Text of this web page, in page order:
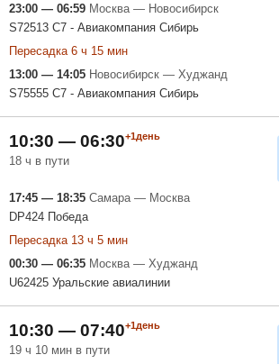
23:00 — 06:59 Москва — Новосибирск
S72513 С7 - Авиакомпания Сибирь
Пересадка 6 ч 15 мин
13:00 — 14:05 Новосибирск — Худжанд
S75555 С7 - Авиакомпания Сибирь
10:30 — 06:30+1день
18 ч в пути
17:45 — 18:35 Самара — Москва
DP424 Победа
Пересадка 13 ч 5 мин
00:30 — 06:35 Москва — Худжанд
U62425 Уральские авиалинии
10:30 — 07:40+1день
19 ч 10 мин в пути